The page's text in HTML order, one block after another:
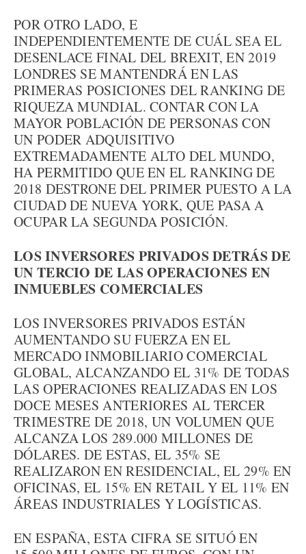
POR OTRO LADO, E
INDEPENDIENTEMENTE DE CUÁL SEA EL
DESENLACE FINAL DEL BREXIT, EN 2019
LONDRES SE MANTENDRÁ EN LAS
PRIMERAS POSICIONES DEL RANKING DE
RIQUEZA MUNDIAL. CONTAR CON LA
MAYOR POBLACIÓN DE PERSONAS CON
UN PODER ADQUISITIVO
EXTREMADAMENTE ALTO DEL MUNDO,
HA PERMITIDO QUE EN EL RANKING DE
2018 DESTRONE DEL PRIMER PUESTO A LA
CIUDAD DE NUEVA YORK, QUE PASA A
OCUPAR LA SEGUNDA POSICIÓN.
LOS INVERSORES PRIVADOS DETRÁS DE
UN TERCIO DE LAS OPERACIONES EN
INMUEBLES COMERCIALES
LOS INVERSORES PRIVADOS ESTÁN
AUMENTANDO SU FUERZA EN EL
MERCADO INMOBILIARIO COMERCIAL
GLOBAL, ALCANZANDO EL 31% DE TODAS
LAS OPERACIONES REALIZADAS EN LOS
DOCE MESES ANTERIORES AL TERCER
TRIMESTRE DE 2018, UN VOLUMEN QUE
ALCANZA LOS 289.000 MILLONES DE
DÓLARES. DE ESTAS, EL 35% SE
REALIZARON EN RESIDENCIAL, EL 29% EN
OFICINAS, EL 15% EN RETAIL Y EL 11% EN
ÁREAS INDUSTRIALES Y LOGÍSTICAS.
EN ESPAÑA, ESTA CIFRA SE SITUÓ EN